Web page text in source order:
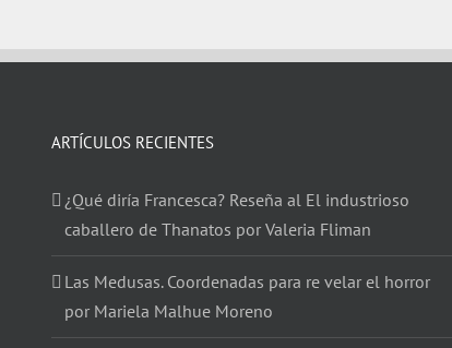
ARTÍCULOS RECIENTES
¿Qué diría Francesca? Reseña al El industrioso
caballero de Thanatos por Valeria Fliman
Las Medusas. Coordenadas para re velar el horror
por Mariela Malhue Moreno